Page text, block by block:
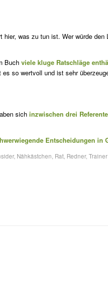
hier, was zu tun ist. Wer würde den
Buch viele kluge Ratschläge
es so wertvoll und ist sehr
sich inzwischen drei
Entscheidungen in
, Nähkästchen Rat Redner, Trainer